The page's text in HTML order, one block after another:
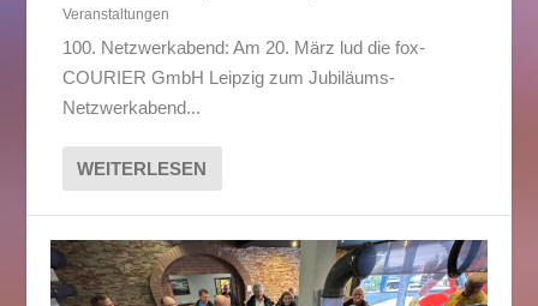
Veranstaltungen
100. Netzwerkabend: Am 20. März lud die fox-
COURIER GmbH Leipzig zum Jubiläums-
Netzwerkabend...
WEITERLESEN